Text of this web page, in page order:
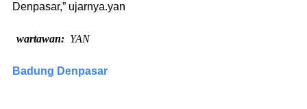
Denpasar,” ujarnya.yan
wartawan YAN
Badung Denpasar